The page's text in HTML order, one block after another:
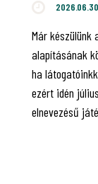
Már készülünk
alapításának
ha
ezért idén
elnevezésű